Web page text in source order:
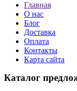
Главная
О нас
Блог
Доставка
Оплата
Контакты
Карта сайта
Каталог